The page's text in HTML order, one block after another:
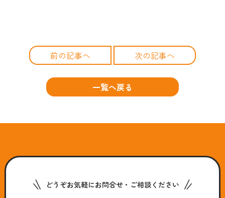
前の記事へ 次の記事へ
一覧へ戻る
どうぞお気軽にお問合せ・ご相談ください